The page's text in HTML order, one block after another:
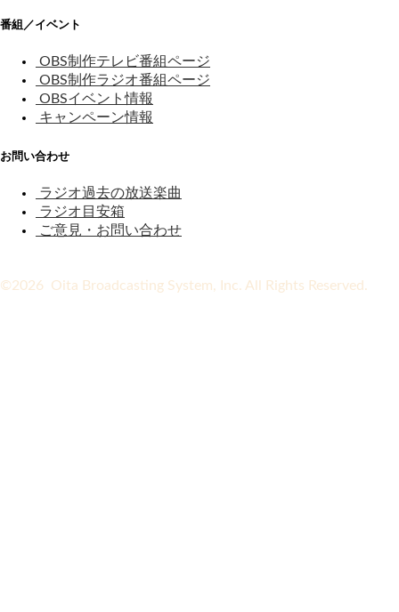
番組／イベント
OBS制作テレビ番組ページ
OBS制作ラジオ番組ページ
OBSイベント情報
キャンペーン情報
お問い合わせ
ラジオ過去の放送楽曲
ラジオ目安箱
ご意見・お問い合わせ
©2026 Oita Broadcasting System, Inc. All Rights Reserved.